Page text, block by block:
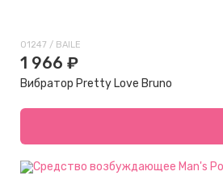
01247 / BAILE
1 966 ₽
Вибратор Pretty Love Bruno